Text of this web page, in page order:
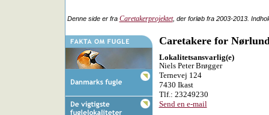
Denne side er fra Caretakerprojektet, der forløb fra 2003-2013.
Caretakere for
Lokalitetsansvarlig(e)
Niels Peter Brøgger
Ternevej 124
7430 Ikast
Tlf.: 23249230
Send en e-mail